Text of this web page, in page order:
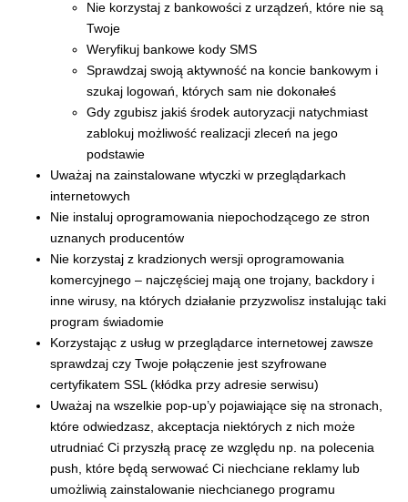
Nie korzystaj z bankowości z urządzeń, które nie są
Twoje
Weryfikuj bankowe kody SMS
Sprawdzaj swoją aktywność na koncie bankowym i
szukaj logowań, których sam nie dokonałeś
Gdy zgubisz jakiś środek autoryzacji natychmiast
zablokuj możliwość realizacji zleceń na jego
podstawie
Uważaj na zainstalowane wtyczki w przeglądarkach
internetowych
Nie instaluj oprogramowania niepochodzącego ze stron
uznanych producentów
Nie korzystaj z kradzionych wersji oprogramowania
komercyjnego – najczęściej mają one trojany, backdory i
inne wirusy, na których działanie przyzwolisz instalując taki
program świadomie
Korzystając z usług w przeglądarce internetowej zawsze
sprawdzaj czy Twoje połączenie jest szyfrowane
certyfikatem SSL (kłódka przy adresie serwisu)
Uważaj na wszelkie pop-up’y pojawiające się na stronach,
które odwiedzasz, akceptacja niektórych z nich może
utrudniać Ci przyszłą pracę ze względu np. na polecenia
push, które będą serwować Ci niechciane reklamy lub
umożliwią zainstalowanie niechcianego programu